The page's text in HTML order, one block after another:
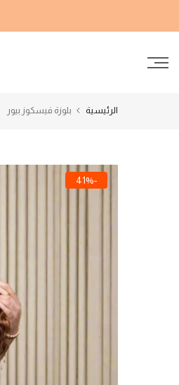
إلى
الرئيسية بلوزة فيسكوز بيور
-41%